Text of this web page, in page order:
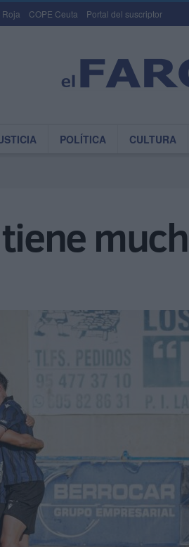
Roja COPE Ceuta Portal del suscriptor
POLÍTICA CULTURA
tiene